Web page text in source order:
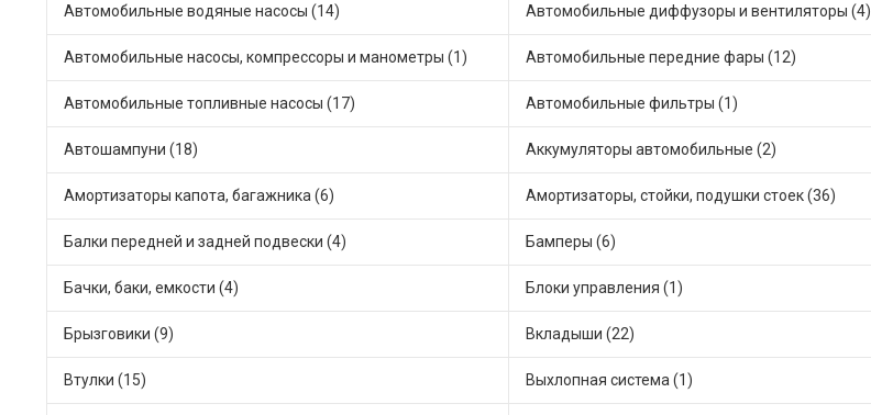
Автомобильные водяные насосы (14) Автомобильные диффузоры и вентиляторы (4)
Автомобильные насосы, компрессоры и манометры (1) Автомобильные передние фары (12)
Автомобильные топливные насосы (17) Автомобильные фильтры (1)
Автошампуни (18) Аккумуляторы автомобильные (2)
Амортизаторы капота, багажника (6) Амортизаторы, стойки, подушки стоек (36)
Балки передней и задней подвески (4) Бамперы (6)
Бачки, баки, емкости (4) Блоки управления (1)
Брызговики (9) Вкладыши (22)
Втулки (15) Выхлопная система (1)